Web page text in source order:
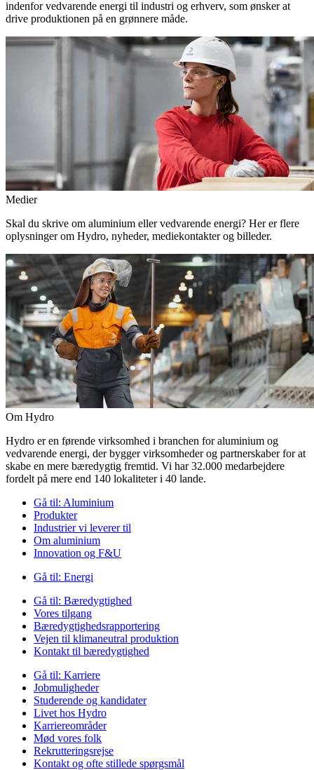
indenfor vedvarende energi til industri og erhverv, som ønsker at
drive produktionen på en grønnere måde.
Medier
Skal du skrive om aluminium eller vedvarende energi? Her er flere
oplysninger om Hydro, nyheder, mediekontakter og billeder.
Om Hydro
Hydro er en førende virksomhed i branchen for aluminium og
vedvarende energi, der bygger virksomheder og partnerskaber for at
skabe en mere bæredygtig fremtid. Vi har 32.000 medarbejdere
fordelt på mere end 140 lokaliteter i 40 lande.
Gå til: Aluminium
Produkter
Industrier vi leverer til
Om aluminium
Innovation og F&U
Gå til: Energi
Gå til: Bæredygtighed
Vores tilgang
Bæredygtighedsrapportering
Vejen til klimaneutral produktion
Kontakt til bæredygtighed
Gå til: Karriere
Jobmuligheder
Studerende og kandidater
Livet hos Hydro
Karriereområder
Mød vores folk
Rekrutteringsrejse
Kontakt og ofte stillede spørgsmål